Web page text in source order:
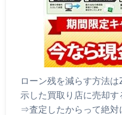
ローン残を減らす方法
示した買取り店に売却す
⇒査定したからって絶対